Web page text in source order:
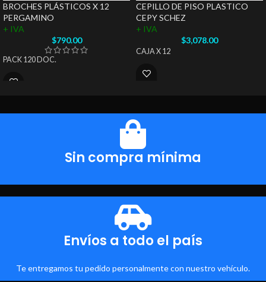
BROCHES PLÁSTICOS X 12
PERGAMINO
+ IVA
$790.00
PACK 120 DOC.
CEPILLO DE PISO PLASTICO
CEPY SCHEZ
+ IVA
$3,078.00
CAJA X 12
Sin compra mínima
Envíos a todo el país
Te entregamos tu pedido personalmente con nuestro vehículo.